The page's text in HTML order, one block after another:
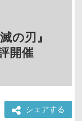
の刃』
開催
シェアする